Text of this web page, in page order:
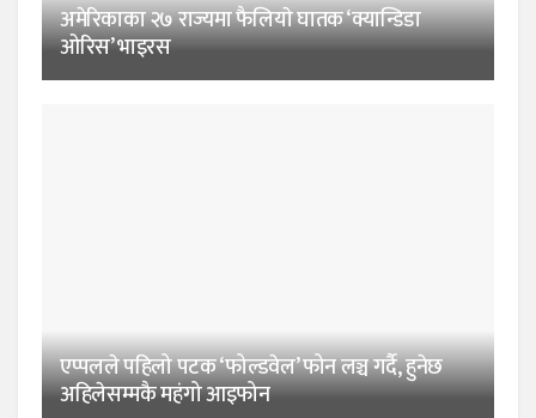
अमेरिकाका २७ राज्यमा फैलियाे घातक ‘क्यान्डिडा
ओरिस’ भाइरस
एप्पलले पहिलो पटक ‘फोल्डवेल’ फोन लञ्च गर्दै, हुनेछ
अहिलेसम्मकै महंगो आइफोन